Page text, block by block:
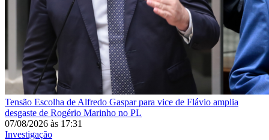
Tensão Escolha de Alfredo Gaspar para vice de Flávio amplia
desgaste de Rogério Marinho no PL
07/08/2026 às 17:31
Investigação